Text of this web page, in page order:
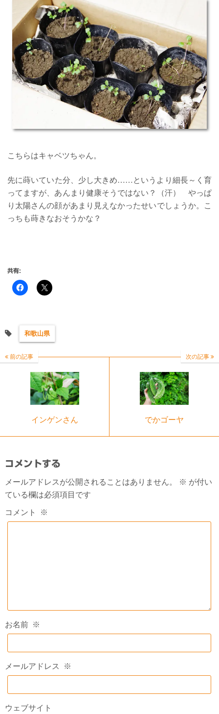
こちらはキャベツちゃん。
先に蒔いていた分、少し大きめ……というより細長～く育
ってますが、あんまり健康そうではない？（汗） やっぱ
り太陽さんの顔があまり見えなかったせいでしょうか。こ
っちも蒔きなおそうかな？
共有:
和歌山県
前の記事
インゲンさん
次の記事
でかゴーヤ
コメントする
メールアドレスが公開されることはありません。 ※ が付い
ている欄は必須項目です
コメント ※
お名前 ※
メールアドレス ※
ウェブサイト